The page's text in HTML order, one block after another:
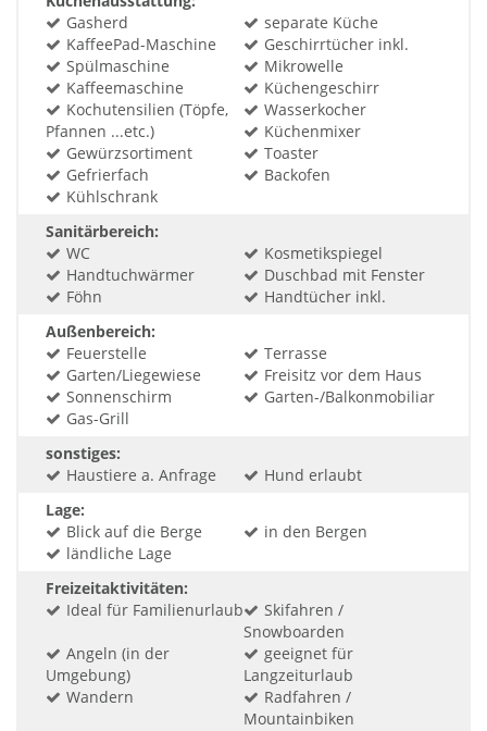
Gasherd
separate Küche
KaffeePad-Maschine
Geschirrtücher inkl.
Spülmaschine
Mikrowelle
Kaffeemaschine
Küchengeschirr
Kochutensilien (Töpfe,
Pfannen ...etc.)
Wasserkocher
Küchenmixer
Gewürzsortiment
Toaster
Gefrierfach
Backofen
Kühlschrank
Sanitärbereich:
WC
Kosmetikspiegel
Handtuchwärmer
Duschbad mit Fenster
Föhn
Handtücher inkl.
Außenbereich:
Feuerstelle
Terrasse
Garten/Liegewiese
Freisitz vor dem Haus
Sonnenschirm
Garten-/Balkonmobiliar
Gas-Grill
sonstiges:
Haustiere a. Anfrage
Hund erlaubt
Lage:
Blick auf die Berge
in den Bergen
ländliche Lage
Freizeitaktivitäten:
Ideal für Familienurlaub
Skifahren /
Snowboarden
Angeln (in der
Umgebung)
geeignet für
Langzeiturlaub
Wandern
Radfahren /
Mountainbiken